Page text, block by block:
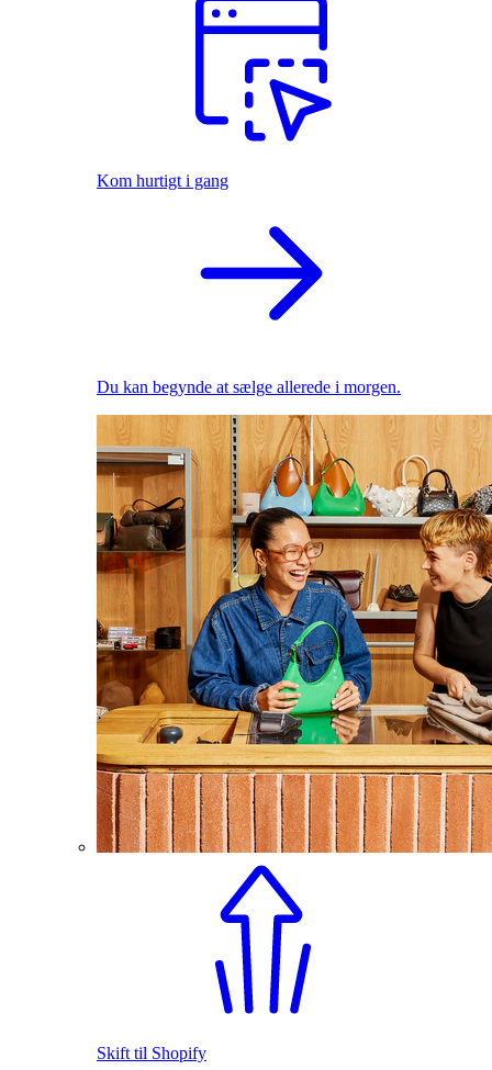
Kom hurtigt i gang
Du kan begynde at sælge allerede i morgen.
Skift til Shopify